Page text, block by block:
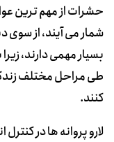
حشرات از مهم ترین
شمار می آیند، از
بسیار مهمی دارند،
طی مراحل مختلف
کنند.
لارو پروانه ها در